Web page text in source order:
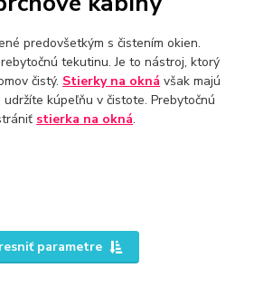
predovšetkým s čistením okien.
tekutinu. Je to nástroj, ktorý
čistý. Stierky na okná však majú
kúpeľňu v čistote. Prebytočnú
stierka na okná.
parametre